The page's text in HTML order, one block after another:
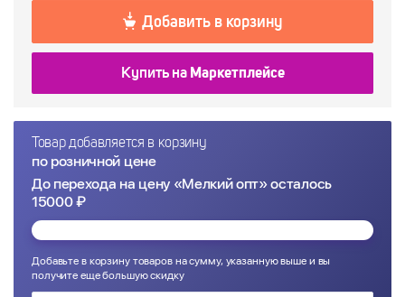
Добавить в корзину
Купить на Маркетплейсе
Товар добавляется в корзину
по розничной цене
До перехода на цену «Мелкий опт» осталось
15000 ₽
Добавьте в корзину товаров на сумму, указанную выше и вы
получите еще большую скидку